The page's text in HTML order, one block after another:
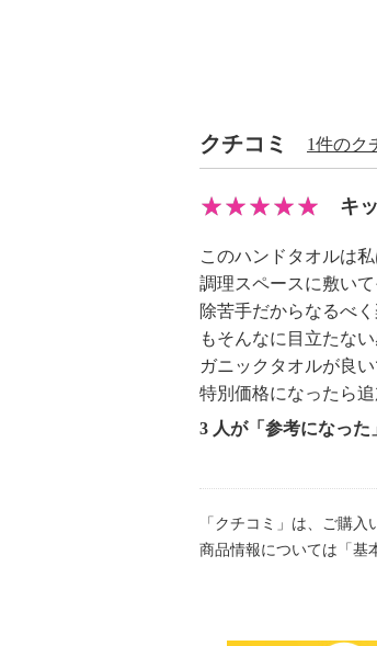
【原産国（地）】
クチコミ 1件のク
キ
このハンドタオルは
調理スペースに敷い
除苦手だからなるべ
もそんなに目立たな
ガニックタオルが良
特別価格になったら
3 人が「参考になっ
「クチコミ」は、ご購
商品情報については「基